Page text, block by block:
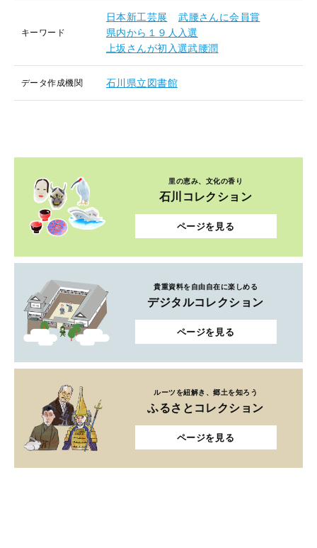
キーワード
日本新工芸展
武腰さんに会員賞
県内から１９人入選
上坂さんが初入選武腰潤
データ作成機関 石川県立図書館
里の恵み、文化の香り
石川コレクション
ページを見る
貴重資料を自由自在に楽しめる
デジタルコレクション
ページを見る
ルーツを紐解き、郷土を知ろう
ふるさとコレクション
ページを見る